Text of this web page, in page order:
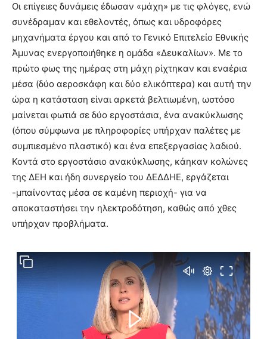
Οι επίγειες δυνάμεις έδωσαν «μάχη» με τις φλόγες, ενώ
συνέδραμαν και εθελοντές, όπως και υδροφόρες
μηχανήματα έργου και από το Γενικό Επιτελείο Εθνικής
Άμυνας ενεργοποιήθηκε η ομάδα «Δευκαλίων». Με το
πρώτο φως της ημέρας στη μάχη ρίχτηκαν και εναέρια
μέσα (δύο αεροσκάφη και δύο ελικόπτερα) και αυτή την
ώρα η κατάσταση είναι αρκετά βελτιωμένη, ωστόσο
μαίνεται φωτιά σε δύο εργοστάσια, ένα ανακύκλωσης
(όπου σύμφωνα με πληροφορίες υπήρχαν παλέτες με
συμπιεσμένο πλαστικό) και ένα επεξεργασίας λαδιού.
Κοντά στο εργοστάσιο ανακύκλωσης, κάηκαν κολώνες
της ΔΕΗ και ήδη συνεργείο του ΔΕΔΔΗΕ, εργάζεται
-μπαίνοντας μέσα σε καμένη περιοχή- για να
αποκαταστήσει την ηλεκτροδότηση, καθώς από χθες
υπήρχαν προβλήματα.